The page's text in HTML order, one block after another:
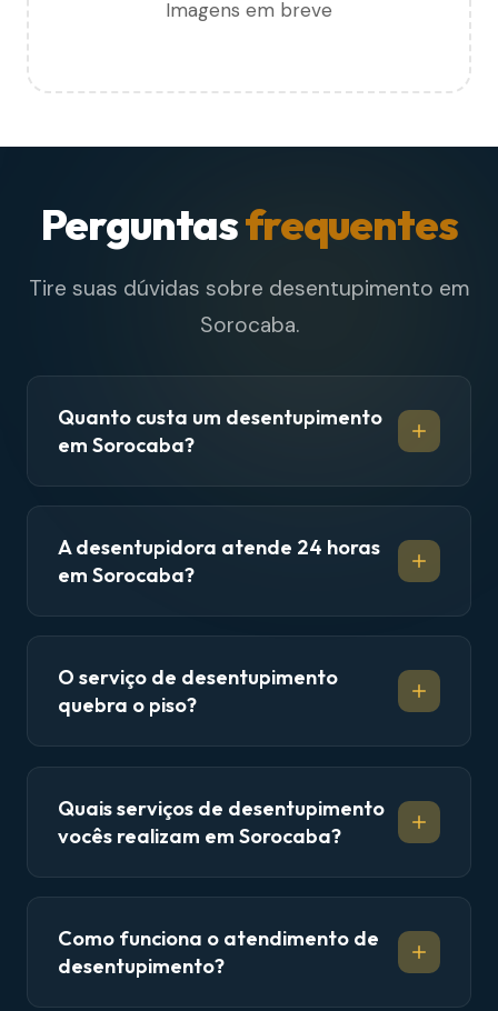
Imagens em breve
Perguntasfrequentes
Tire suas dúvidas sobre desentupimento em
Sorocaba.
Quanto custa um desentupimento
em Sorocaba?
A desentupidora atende 24 horas
em Sorocaba?
O serviço de desentupimento
quebra o piso?
Quais serviços de desentupimento
vocês realizam em Sorocaba?
Como funciona o atendimento de
desentupimento?